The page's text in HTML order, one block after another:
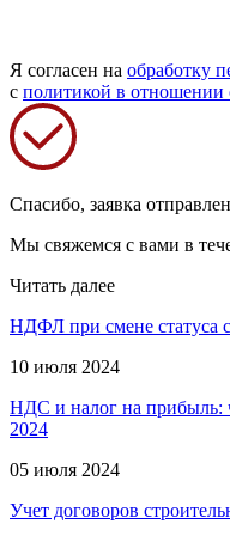
Я согласен на обработку
с политикой в отношении
Спасибо, заявка
Мы свяжемся с вами в
Читать далее
НДФЛ при смене статуса
10 июля 2024
НДС и налог на прибыль:
2024
05 июля 2024
Учет договоров